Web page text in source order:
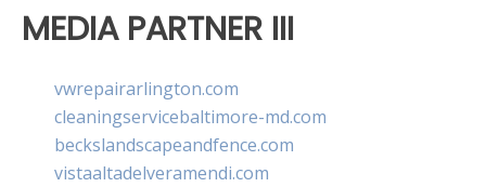
MEDIA PARTNER III
vwrepairarlington.com
cleaningservicebaltimore-md.com
beckslandscapeandfence.com
vistaaltadelveramendi.com